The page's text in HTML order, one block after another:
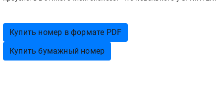
Купить номер в формате PDF
Купить бумажный номер